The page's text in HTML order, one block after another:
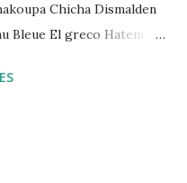
Chicha Dismalden
Bleue El greco Hatem
girl Massir mots a